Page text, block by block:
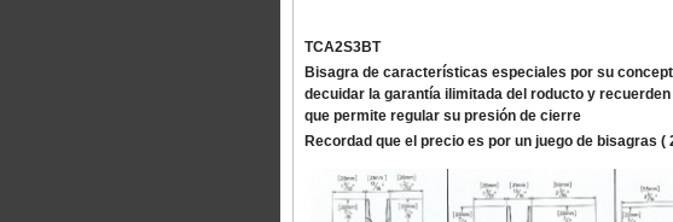
TCA2S3BT
Bisagra de características especiales por su
decuidar la garantía ilimitada del roducto y
que permite regular su presión de cierre
Recordad que el precio es por un juego de bisagras (